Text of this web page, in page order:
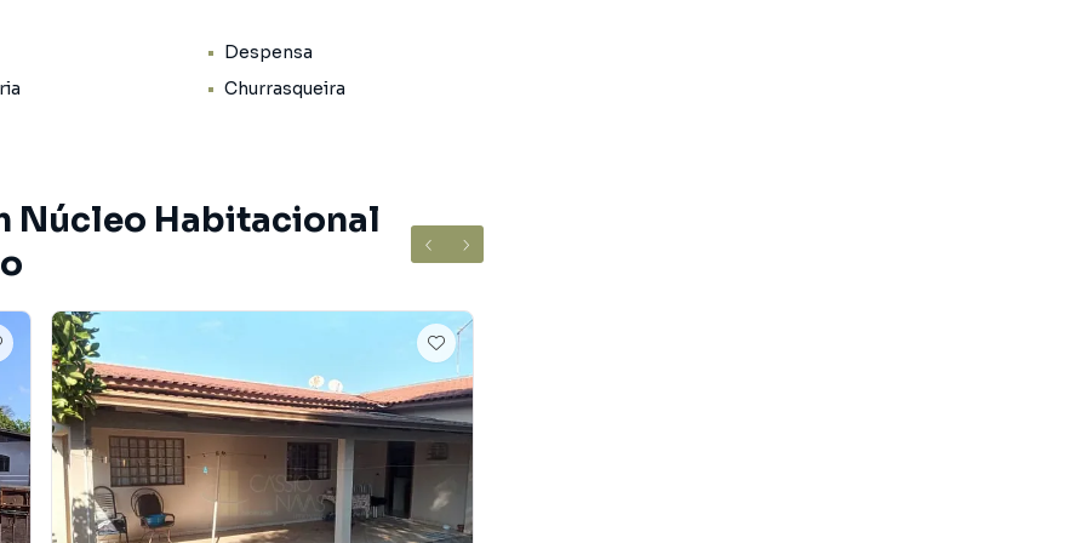
em uma região tranquila, com fácil acesso à
e serviços nas proximidades.
bem ou investir em um imóvel bem localizado em
agendar uma visita!
Núcleo Habitacional Castelo Branco, em Apucarana.
Despensa
Churrasqueira
Núcleo Habitacional